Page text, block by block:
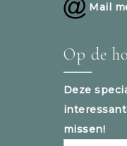
Mail
Op de
Deze
missen!